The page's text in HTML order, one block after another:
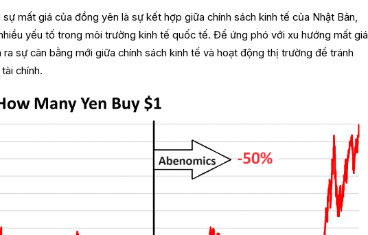
sự mất giá của đồng yên là sự kết hợp giữa chính sách kinh tế của Nhật Bản,
yếu tố trong môi trường kinh tế quốc tế. Để ứng phó với xu hướng mất giá
ra sự cân bằng mới giữa chính sách kinh tế và hoạt động thị trường để tránh
chính.